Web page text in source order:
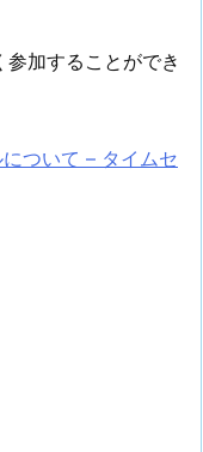
加することができ
ついて – タイムセ